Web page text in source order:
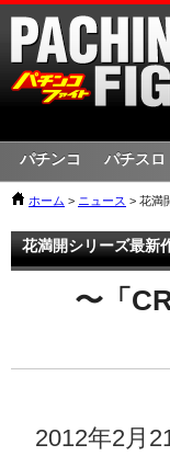
パチンコ パチスロ
ホーム > ニュース > 花満
花満開シリーズ最新
〜「
2012年2月